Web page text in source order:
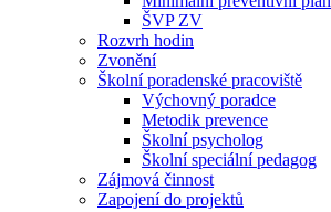
ŠVP ZV
Rozvrh hodin
Zvonění
Školní poradenské pracoviště
Výchovný poradce
Metodik prevence
Školní psycholog
Školní speciální pedagog
Zájmová činnost
Zapojení do projektů